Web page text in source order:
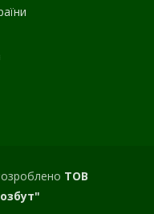
ТОВ